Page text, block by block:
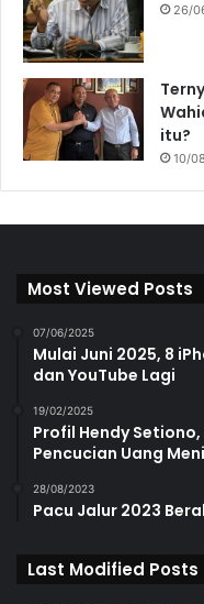
26/
itu?
10/
Most Viewed Posts
07/06/2025
Mulai Juni 2025, 8
dan YouTube Lagi
19/02/2025
Profil Hendy
Pencucian Uang
28/08/2023
Pacu Jalur 2023
Last Modified Posts